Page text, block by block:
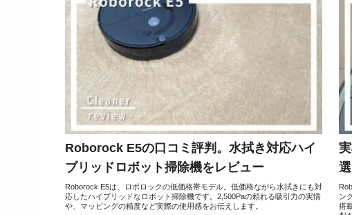
Roborock E5の口コミ評判。水拭き対応ハイ
ブリッドロボット掃除機をレビュー
Roborock E5は、ロボロックの低価格帯モデル。低価格ながら水拭きにも対
応したハイブリッドなロボット掃除機です。2,500Paの頼れる吸引力の実情
や、マッピングの精度など実際の使用感をお伝えします。
ン
搭